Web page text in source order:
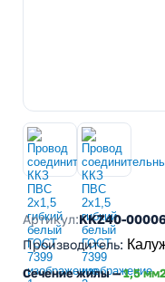
Артикул:KKZ40-
Производитель:
Сечение жилы —1,5